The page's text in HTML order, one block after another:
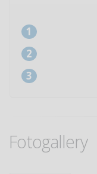
Fotogallery